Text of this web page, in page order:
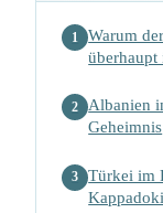
1
Warum
überhaupt
2
Albanien
Geheimnis
3
Türkei im